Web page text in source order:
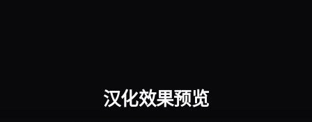
汉化效果预览